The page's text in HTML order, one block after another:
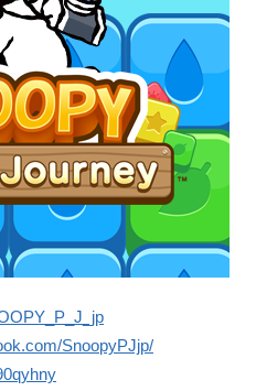
SnoopyPJjp/